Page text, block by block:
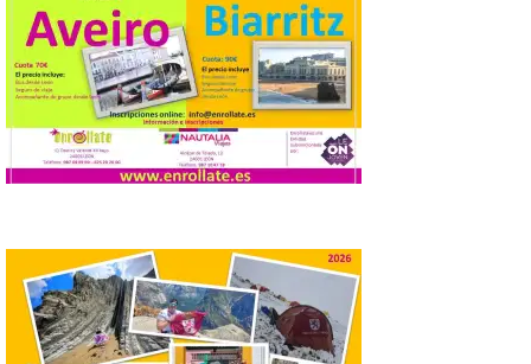
8 Ago 2026
Ambas exposiciones se
podrán visitar hasta el 30
de agosto y la entrada es
gratuita. El horario de
apertura es de martes a
domingo, de 11:30 a 13:30 horas y de 18:00
a 21:00 horas. La Sala de San Eloy […]
Pasen y vean: Gordoncillo
celebra el XXIV festival de
payasos
8 Ago 2026